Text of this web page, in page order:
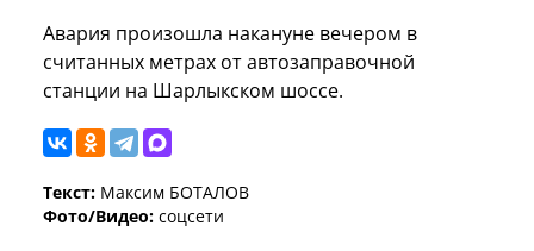
Авария произошла накануне вечером в
считанных метрах от автозаправочной
станции на Шарлыкском шоссе.
Текст: Максим БОТАЛОВ
Фото/Видео: соцсети